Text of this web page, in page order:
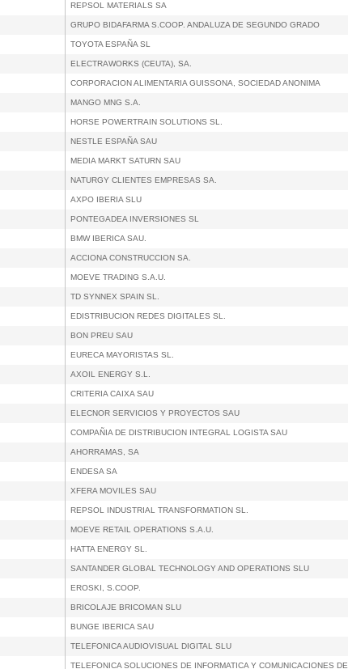
REPSOL MATERIALS SA
GRUPO BIDAFARMA S.COOP. ANDALUZA DE SEGUNDO GRADO
TOYOTA ESPAÑA SL
ELECTRAWORKS (CEUTA), SA.
CORPORACION ALIMENTARIA GUISSONA, SOCIEDAD ANONIMA
MANGO MNG S.A.
HORSE POWERTRAIN SOLUTIONS SL.
NESTLE ESPAÑA SAU
MEDIA MARKT SATURN SAU
NATURGY CLIENTES EMPRESAS SA.
AXPO IBERIA SLU
PONTEGADEA INVERSIONES SL
BMW IBERICA SAU.
ACCIONA CONSTRUCCION SA.
MOEVE TRADING S.A.U.
TD SYNNEX SPAIN SL.
EDISTRIBUCION REDES DIGITALES SL.
BON PREU SAU
EURECA MAYORISTAS SL.
AXOIL ENERGY S.L.
CRITERIA CAIXA SAU
ELECNOR SERVICIOS Y PROYECTOS SAU
COMPAÑIA DE DISTRIBUCION INTEGRAL LOGISTA SAU
AHORRAMAS, SA
ENDESA SA
XFERA MOVILES SAU
REPSOL INDUSTRIAL TRANSFORMATION SL.
MOEVE RETAIL OPERATIONS S.A.U.
HATTA ENERGY SL.
SANTANDER GLOBAL TECHNOLOGY AND OPERATIONS SLU
EROSKI, S.COOP.
BRICOLAJE BRICOMAN SLU
BUNGE IBERICA SAU
TELEFONICA AUDIOVISUAL DIGITAL SLU
TELEFONICA SOLUCIONES DE INFORMATICA Y COMUNICACIONES DE